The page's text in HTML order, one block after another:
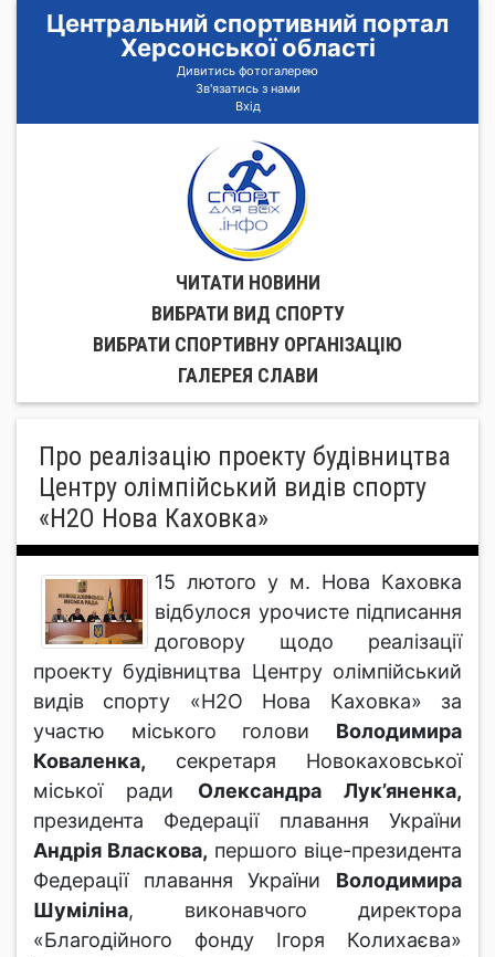
Центральний спортивний портал
Херсонської області
Дивитись фотогалерею
Зв'язатись з нами
Вхід
ЧИТАТИ НОВИНИ
ВИБРАТИ ВИД СПОРТУ
ВИБРАТИ СПОРТИВНУ ОРГАНIЗАЦIЮ
ГАЛЕРЕЯ СЛАВИ
Про реалізацію проекту будівництва
Центру олімпійський видів спорту
«Н2О Нова Каховка»
15 лютого у м. Нова Каховка
відбулося урочисте підписання
договору щодо реалізації
проекту будівництва Центру олімпійський
видів спорту «Н2О Нова Каховка» за
участю міського голови Володимира
Коваленка, секретаря Новокаховської
міської ради Олександра Лук’яненка,
президента Федерації плавання України
Андрія Власкова, першого віце-президента
Федерації плавання України Володимира
Шуміліна, виконавчого директора
«Благодійного фонду Ігоря Колихаєва»